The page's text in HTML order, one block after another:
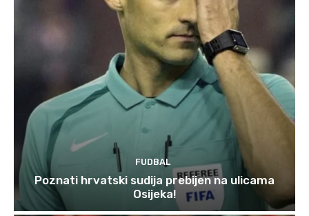
FUDBAL
Poznati hrvatski sudija prebijen na ulicama
Osijeka!